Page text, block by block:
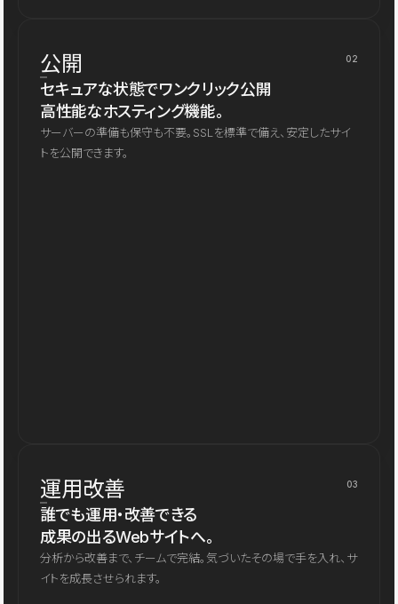
公開 02
セキュアな状態でワンクリック公開
高性能なホスティング機能。
サーバーの準備も保守も不要。SSLを標準で備え、安定したサイ
トを公開できます。
運用改善 03
誰でも運用・改善できる
成果の出るWebサイトへ。
分析から改善まで、チームで完結。気づいたその場で手を入れ、サ
イトを成長させられます。